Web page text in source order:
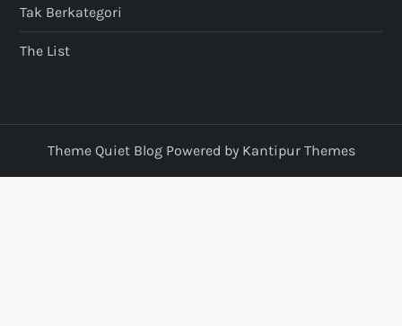
Tak Berkategori
The List
Theme Quiet Blog Powered by Kantipur Themes